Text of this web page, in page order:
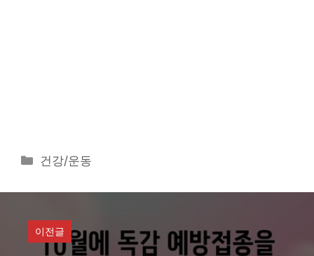
카
고
건강/운동
이전글